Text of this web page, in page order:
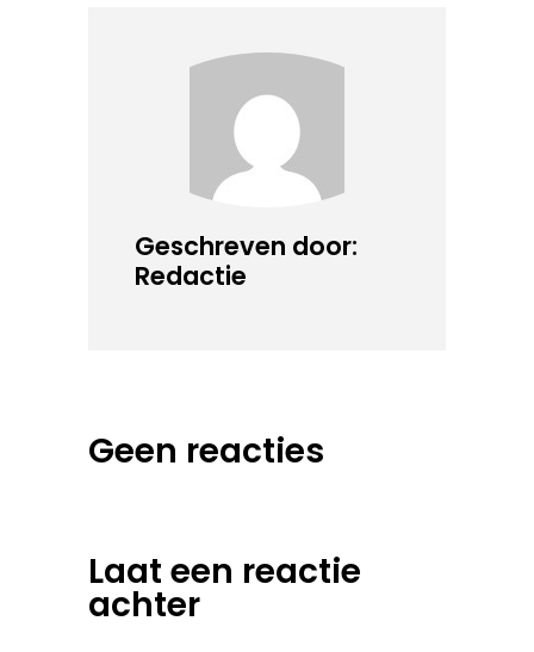
Geschreven door:
Redactie
Geen reacties
Laat een reactie
achter